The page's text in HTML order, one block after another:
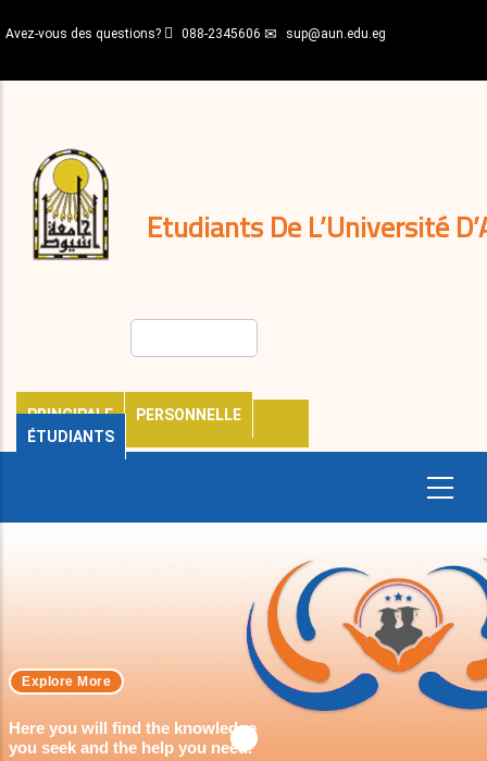
au
principal
Avez-vous des questions? 088-2345606 sup@aun.edu.eg
Etudiants De L’Université
PRINCIPALE
PERSONNELLE
ÉTUDIANTS
décisions
Expatriés
Journal
Here you will find the knowledge
you seek and the help you need.
Explore More